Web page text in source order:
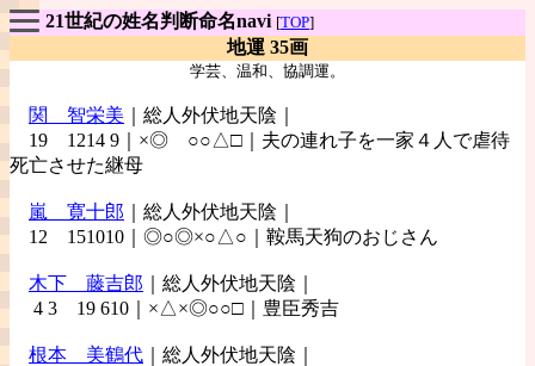
21世紀の姓名判断命名navi [TOP]
地運 35画
学芸、温和、協調運。
関 智栄美 ｜総人外伏地天陰｜
19 1214 9｜×◎ ○○△□｜夫の連れ子を一家４人で虐待
死亡させた継母
嵐 寛十郎 ｜総人外伏地天陰｜
12 151010｜◎○◎×○△○｜鞍馬天狗のおじさん
木下 藤吉郎 ｜総人外伏地天陰｜
4 3 19 610｜×△×◎○○□｜豊臣秀吉
根本 美鶴代 ｜総人外伏地天陰｜